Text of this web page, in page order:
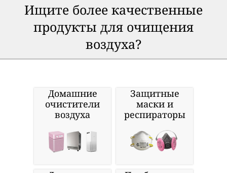
Ищите более качественные
продукты для очищения
воздуха?
Домашние
очистители
воздуха
Защитные
маски и
респираторы